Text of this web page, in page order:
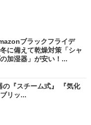
ブラックフライデ
に備えて乾燥対策「シャ
加湿器」が安い！...
『スチーム式』 『気化
リッ...